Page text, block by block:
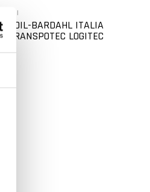
BARDAHL ITALIA
TRANSPOTEC LOGITEC